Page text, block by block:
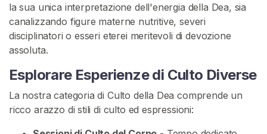
la sua unica interpretazione dell'energia della Dea, sia
canalizzando figure materne nutritive, severi
disciplinatori o esseri eterei meritevoli di devozione
assoluta.
Esplorare Esperienze di Culto Diverse
La nostra categoria di Culto della Dea comprende un
ricco arazzo di stili di culto ed espressioni:
A
d
o
r
z
i
o